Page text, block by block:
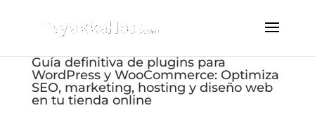
Guía definitiva de plugins para
WordPress y WooCommerce: Optimiza
SEO, marketing, hosting y diseño web
en tu tienda online